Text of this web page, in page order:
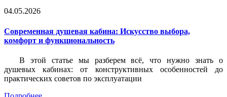
04.05.2026
Современная душевая кабина: Искусство выбора,
комфорт и функциональность
В этой статье мы разберем всё, что нужно знать о
душевых кабинах: от конструктивных особенностей до
практических советов по эксплуатации